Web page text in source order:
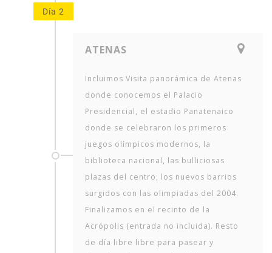
Día 2
ATENAS
Incluimos Visita panorámica de Atenas
donde conocemos el Palacio
Presidencial, el estadio Panatenaico
donde se celebraron los primeros
juegos olímpicos modernos, la
biblioteca nacional, las bulliciosas
plazas del centro; los nuevos barrios
surgidos con las olimpiadas del 2004.
Finalizamos en el recinto de la
Acrópolis (entrada no incluida). Resto
de día libre libre para pasear y